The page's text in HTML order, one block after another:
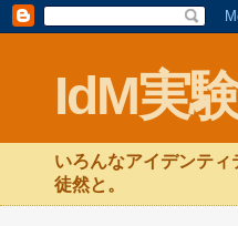
IdM実
いろんなアイデンテ
徒然と。